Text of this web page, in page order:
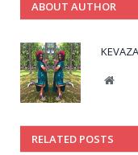
ABOUT AUTHOR
RELATED POSTS